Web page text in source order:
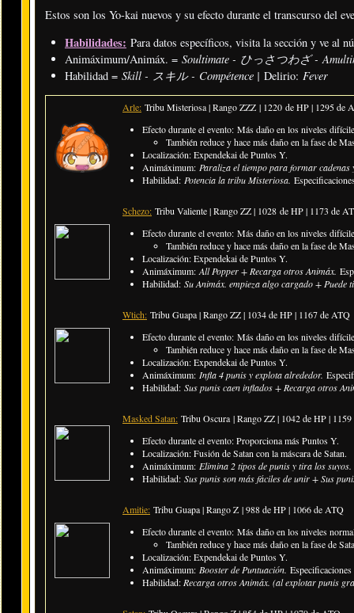
Estos son los Yo-kai nuevos y su efecto durante el transcurso del
Habilidades: Para datos específicos, visita la sección y ve al
Animáximum/Animáx. = Soultimate - ひっさつわざ -
Habilidad = Skill - スキル - Compétence | Delirio: Fever
Arle: Tribu Misteriosa | Rango ZZZ | 1220 de HP | 1295 de
Efecto durante el evento: Más daño en los niveles
También reduce y hace más daño en la fase de
Localización: Expendekai de Puntos Y.
Animáximum: Paraliza el tiempo para formar
Habilidad: Potencia la tribu Misteriosa.
Schezo: Tribu Valiente | Rango ZZ | 1028 de HP | 1173 de
Efecto durante el evento: Más daño en los niveles
También reduce y hace más daño en la fase de
Localización: Expendekai de Puntos Y.
Animáximum:All Popper + Recarga otros Animáx.
Habilidad: Su Animáx. empieza algo cargado + Puede
Wtich: Tribu Guapa | Rango ZZ | 1034 de HP | 1167 de ATQ
Efecto durante el evento: Más daño en los niveles
​​También reduce y hace más daño en la fase de
Localización: Expendekai de Puntos Y.
Animáximum: Infla 4 punis y explota alrededor.
Habilidad: Sus punis caen inflados + Recarga otros
Masked Satan: Tribu Oscura | Rango ZZ | 1042 de HP |
Efecto durante el evento: Proporciona más Puntos Y.
Localización: Fusión de Satan con la máscara de Satan.
Animáximum: Elimina 2 tipos de punis y tira los suyos.
Habilidad: Sus punis son más fáciles de unir + Sus
Amitie: Tribu Guapa | Rango Z | 988 de HP | 1066 de ATQ
Efecto durante el evento: Más daño en los niveles
​También reduce y hace más daño en la fase de
Localización: Expendekai de Puntos Y.
Animáximum: Booster de Puntuación.
Habilidad:Recarga otros Animáx. (al explotar punis